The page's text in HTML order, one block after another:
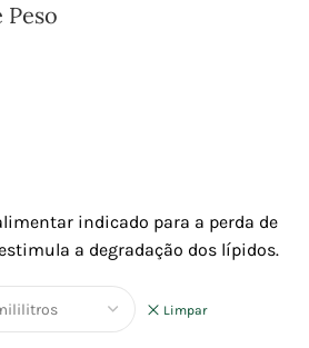
indicado para a perda de
a degradação dos lípidos.
Limpar